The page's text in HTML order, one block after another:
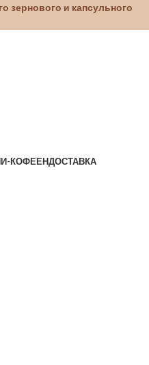
зернового и капсульного
КОФЕЕНДОСТАВКА